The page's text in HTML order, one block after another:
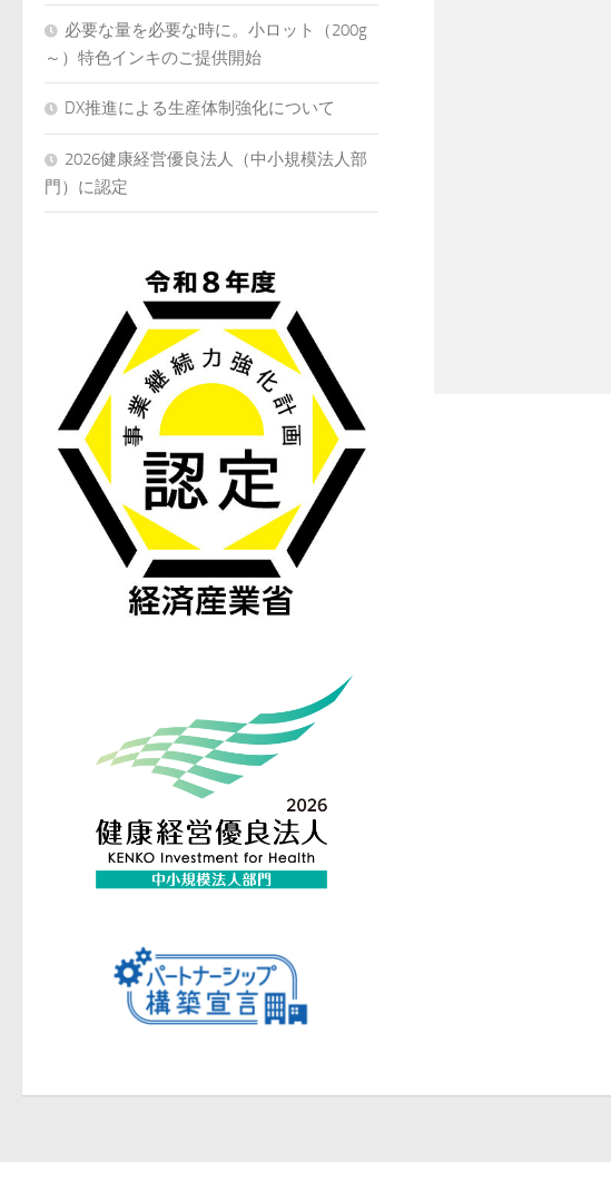
必要な量を必要な時に。小ロット（200g
～）特色インキのご提供開始
DX推進による生産体制強化について
2026健康経営優良法人（中小規模法人部
門）に認定